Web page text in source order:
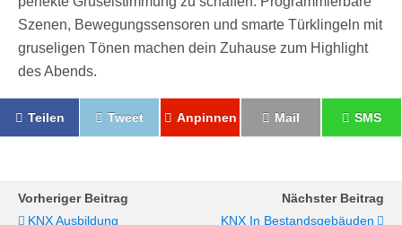
Szenen, Bewegungssensoren und smarte Türklingeln mit
gruseligen Tönen machen dein Zuhause zum Highlight
des Abends.
Teilen Tweet Anpinnen Mail SMS
Vorheriger Beitrag
KNX Ausbildung
Nächster Beitrag
KNX In Bestandsgebäuden